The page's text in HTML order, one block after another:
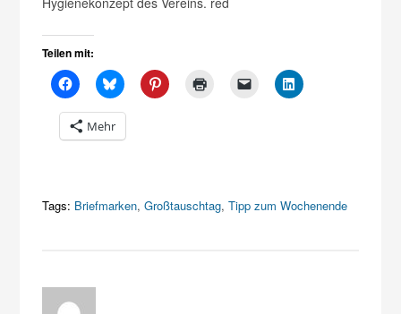
Teilen mit:
Mehr
Tags: Briefmarken,Großtauschtag,Tipp zum Wochenende